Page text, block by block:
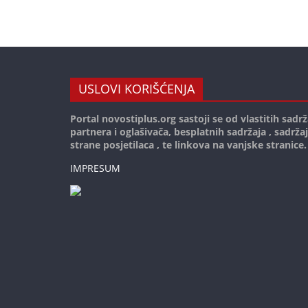
USLOVI KORIŠĆENJA
Portal novostiplus.org sastoji se od vlastitih
partnera i oglašivača, besplatnih sadržaja ,
strane posjetilaca , te linkova na vanjske stranice.
IMPRESUM